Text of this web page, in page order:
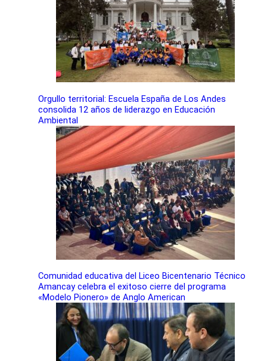
Orgullo territorial: Escuela España de Los Andes
consolida 12 años de liderazgo en Educación
Ambiental
Comunidad educativa del Liceo Bicentenario Técnico
Amancay celebra el exitoso cierre del programa
«Modelo Pionero» de Anglo American